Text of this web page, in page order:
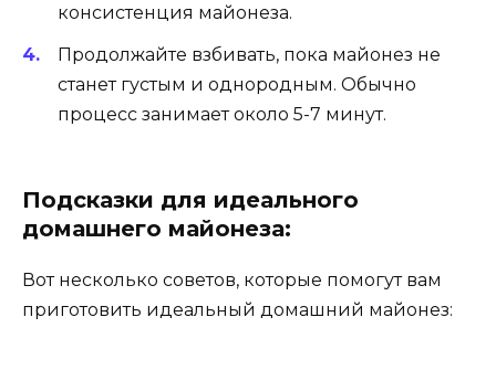
консистенция майонеза.
Продолжайте взбивать, пока майонез не
станет густым и однородным. Обычно
процесс занимает около 5-7 минут.
Подсказки для идеального
домашнего майонеза:
Вот несколько советов, которые помогут вам
приготовить идеальный домашний майонез: